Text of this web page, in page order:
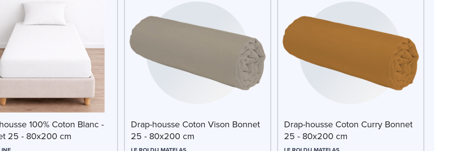
100% Coton Blanc -
25 - 80x200 cm
Drap-housse Coton Vison Bonnet
25 - 80x200 cm
Drap-housse Coton Curry Bonnet
25 - 80x200 cm